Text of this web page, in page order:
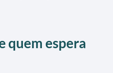
quem espera